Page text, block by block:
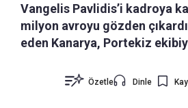
Vangelis Pavlidis’i kadroya
milyon avroyu gözden
eden Kanarya, Portekiz
Özetle Dinle